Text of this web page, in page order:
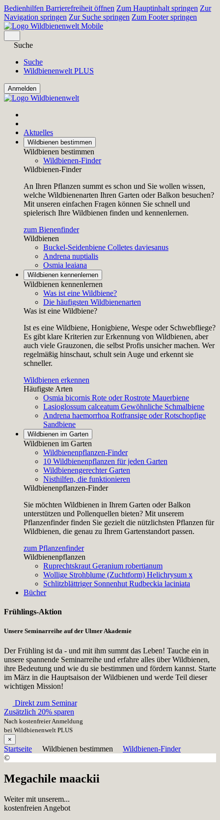
Bedienhilfen Barrierefreiheit öffnen Zum Hauptinhalt springen Zur
Navigation springen Zur Suche springen Zum Footer springen
Suche
Suche
Wildbienenwelt PLUS
Aktuelles
Wildbienen bestimmen
Wildbienen bestimmen
Wildbienen-Finder
Wildbienen-Finder
An Ihren Pflanzen summt es schon und Sie wollen wissen,
welche Wildbienenarten Ihren Garten oder Balkon besuchen?
Mit unseren einfachen Fragen können Sie schnell und
spielerisch Ihre Wildbienen finden und kennenlernen.
zum Bienenfinder
Wildbienen
Buckel-Seidenbiene Colletes daviesanus
Andrena nuptialis
Osmia leaiana
Wildbienen kennenlernen
Wildbienen kennenlernen
Was ist eine Wildbiene?
Die häufigsten Wildbienenarten
Was ist eine Wildbiene?
Ist es eine Wildbiene, Honigbiene, Wespe oder Schwebfliege?
Es gibt klare Kriterien zur Erkennung von Wildbienen, aber
auch viele Grauzonen, die selbst Profis unsicher machen. Wer
regelmäßig hinschaut, schult sein Auge und erkennt sie
schneller.
Wildbienen erkennen
Häufigste Arten
Osmia bicornis Rote oder Rostrote Mauerbiene
Lasioglossum calceatum Gewöhnliche Schmalbiene
Andrena haemorrhoa Rotfransige oder Rotschopfige
Sandbiene
Wildbienen im Garten
Wildbienen im Garten
Wildbienenpflanzen-Finder
10 Wildbienenpflanzen für jeden Garten
Wildbienengerechter Garten
Nisthilfen, die funktionieren
Wildbienenpflanzen-Finder
Sie möchten Wildbienen in Ihrem Garten oder Balkon
unterstützen und Pollenquellen bieten? Mit unserem
Pflanzenfinder finden Sie gezielt die nützlichsten Pflanzen für
Wildbienen, die genau zu Ihrem Gartenstandort passen.
zum Pflanzenfinder
Wildbienenpflanzen
Ruprechtskraut Geranium robertianum
Wollige Strohblume (Zuchtform) Helichrysum x
Schlitzblättriger Sonnenhut Rudbeckia laciniata
Bücher
Frühlings-Aktion
Unsere Seminarreihe auf der Ulmer Akademie
Der Frühling ist da - und mit ihm summt das Leben! Tauche ein in
unsere spannende Seminarreihe und erfahre alles über Wildbienen,
ihre Bedeutung und wie du sie bestimmen und fördern kannst. Starte
im März in die Hauptsaison der Wildbienen und werde Teil dieser
wichtigen Mission!
Direkt zum Seminar
Zusätzlich 20% sparen
Nach kostenfreier Anmeldung
bei Wildbienenwelt PLUS
×
Startseite Wildbienen bestimmen
Wildbienen-Finder
©
Megachile maackii
Weiter mit unserem...
kostenfreien Angebot